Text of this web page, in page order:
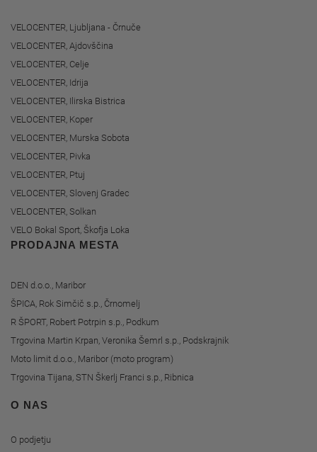
VELOCENTER, Ljubljana - Črnuče
VELOCENTER, Ajdovščina
VELOCENTER, Celje
VELOCENTER, Idrija
VELOCENTER, Ilirska Bistrica
VELOCENTER, Koper
VELOCENTER, Murska Sobota
VELOCENTER, Pivka
VELOCENTER, Ptuj
VELOCENTER, Slovenj Gradec
VELOCENTER, Solkan
VELO Bokal Sport, Škofja Loka
PRODAJNA MESTA
DEN d.o.o., Maribor
ŠPICA, Rok Simčič s.p., Črnomelj
R ŠPORT, Robert Potrpin s.p., Podkum
Trgovina Martin Krpan, Veronika Šemrl s.p., Podskrajnik
Moto limit d.o.o., Maribor (moto program)
Trgovina Tijana, STN Škerlj Franci s.p., Ribnica
O NAS
O podjetju